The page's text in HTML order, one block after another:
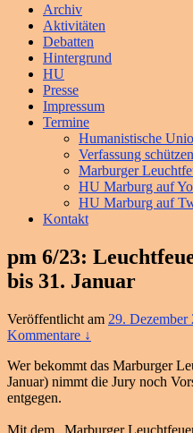
Primäres
Menü
Archiv
Aktivitäten
Debatten
Hintergrund
HU
Presse
Impressum
Termine
Humanistische
Verfassung schützen
Marburger
HU Marburg auf
HU Marburg auf
Kontakt
pm 6/23:
bis 31. Januar
Veröffentlicht am 29. Dezember
Kommentare ↓
Wer bekommt das Marburger
Januar) nimmt die Jury noch
entgegen.
Mit dem „Marburger